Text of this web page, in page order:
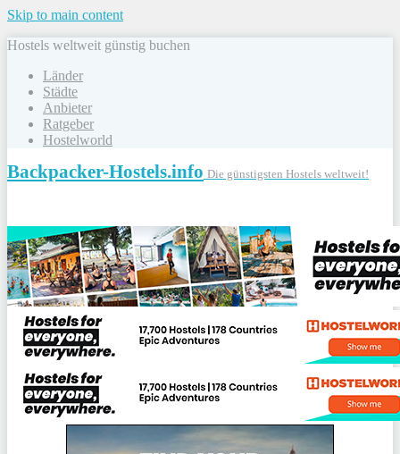
Skip to main content
Hostels weltweit günstig buchen
Länder
Städte
Anbieter
Ratgeber
Hostelworld
Backpacker-Hostels.info Die günstigsten Hostels weltweit!